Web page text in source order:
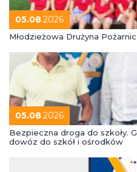
05.08.2026
Młodzieżowa Drużyna
05.08.2026
Bezpieczna droga do szkoły.
dowóz do szkół i ośrodków